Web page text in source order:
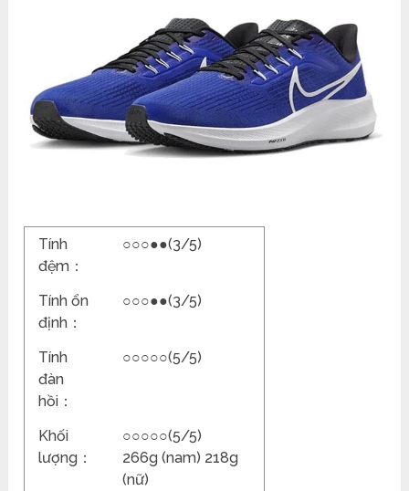
Tính
đệm：
○○○●●(3/5)
Tính ổn
định：
○○○●●(3/5)
Tính
đàn
hồi：
○○○○○(5/5)
Khối
lượng：
○○○○○(5/5)
266g (nam) 218g
(nữ)